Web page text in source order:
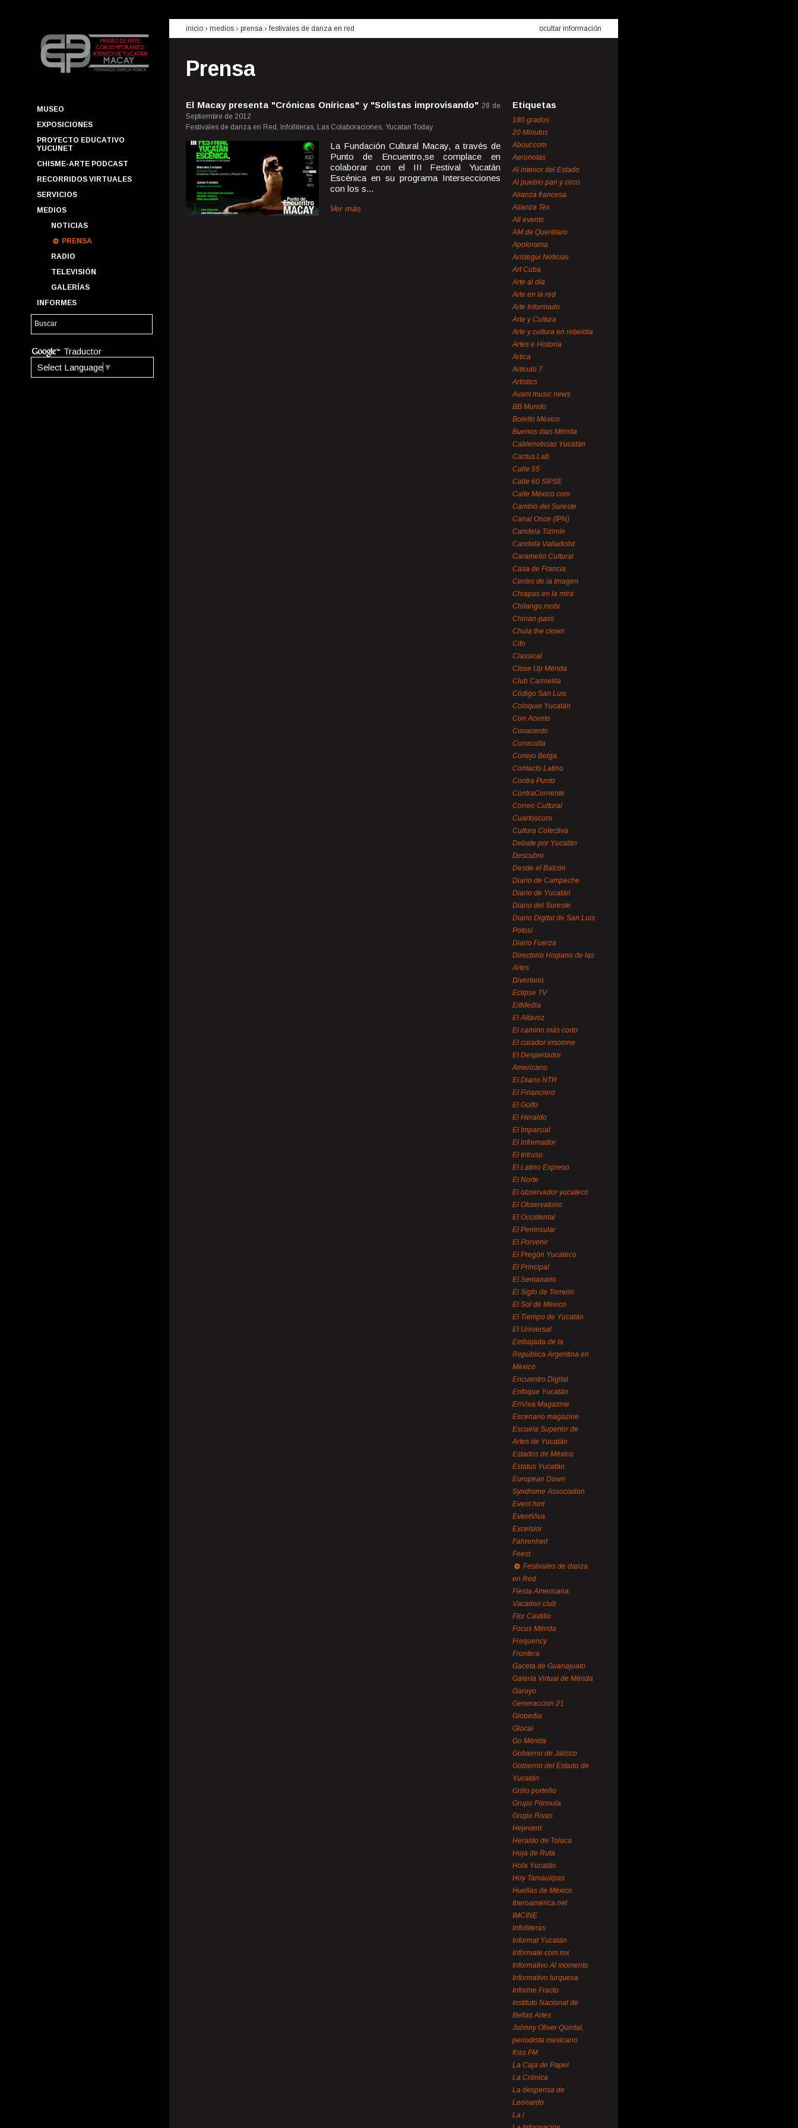
MUSEO
EXPOSICIONES
PROYECTO EDUCATIVO
YUCUNET
CHISME-ARTE PODCAST
RECORRIDOS VIRTUALES
SERVICIOS
MEDIOS
NOTICIAS
PRENSA
RADIO
TELEVISIÓN
GALERÍAS
INFORMES
Traductor
Select Language ▼
inicio › medios › prensa › festivales de danza en red ocultar información
Prensa
El Macay presenta "Crónicas Oníricas" y "Solistas improvisando" 28 de
Septiembre de 2012
Festivales de danza en Red, Infolliteras, Las Colaboraciones, Yucatan Today
La Fundación Cultural Macay, a través de
Punto de Encuentro,se complace en
colaborar con el III Festival Yucatán
Escénica en su programa Intersecciones
con los s...
Ver más
Etiquetas
180 grados
20 Minutos
About.com
Aeronotas
Al interior del Estado
Al pueblo pan y circo
Alianza francesa
Alianza Tex
All events
AM de Querétaro
Apolorama
Aristegui Noticias
Art Cuba
Arte al día
Arte en la red
Arte Informado
Arte y Cultura
Arte y cultura en rebeldía
Artes e Historia
Artica
Artículo 7
Artistics
Avant music news
BB Mundo
Boletín México
Buenos días Mérida
Cablenoticias Yucatán
Cactus Lab
Calle 55
Calle 60 SIPSE
Calle México.com
Cambio del Sureste
Canal Once (IPN)
Candela Tizimín
Candela Valladolid
Caramello Cultural
Casa de Francia
Centro de la Imagen
Chiapas en la mira
Chilango.mobi
Chinan-pass
Chula the clown
Cifo
Classical
Close Up Mérida
Club Carmelita
Código San Luis
Coloquio Yucatán
Con Acento
Conacento
Conaculta
Conejo Belga
Contacto Latino
Contra Punto
ContraCorriente
Correo Cultural
Cuartoscuro
Cultura Colectiva
Debate por Yucatán
Descubro
Desde el Balcón
Diario de Campeche
Diario de Yucatán
Diario del Sureste
Diario Digital de San Luis
Potosí
Diario Fuerza
Directorio Hispano de las
Artes
Divertorio
Eclipse TV
EitMedia
El Altavoz
El camino más corto
El curador insomne
El Despertador
Americano
El Diario NTR
El Financiero
El Golfo
El Heraldo
El Imparcial
El Informador
El Intruso
El Latino Expreso
El Norte
El observador yucateco
El Observatorio
El Occidental
El Peninsular
El Porvenir
El Pregón Yucateco
El Principal
El Semanario
El Siglo de Torreón
El Sol de México
El Tiempo de Yucatán
El Universal
Embajada de la
República Argentina en
México
Encuentro Digital
Enfoque Yucatán
EnViva Magazine
Escenario magazine
Escuela Superior de
Artes de Yucatán
Estados de México
Estatus Yucatán
European Down
Syndrome Association
Event hint
EventViva
Excelsior
Fahrenheit
Feest
Festivales de danza
en Red
Fiesta Americana,
Vacation club
Flor Castillo
Focus Mérida
Frequency
Frontera
Gaceta de Guanajuato
Galería Virtual de Mérida
Garuyo
Generaccion 21
Globedia
Glocal
Go Mérida
Gobierno de Jalisco
Gobierno del Estado de
Yucatán
Grillo porteño
Grupo Fórmula
Grupo Rivas
Hejevent
Heraldo de Toluca
Hoja de Ruta
Hola Yucatán
Hoy Tamaulipas
Huellas de México
Iberoamérica.net
IMCINE
Infolliteras
Informat Yucatán
Infórmate.com.mx
Informativo Al momento
Informativo turquesa
Informe Fracto
Instituto Nacional de
Bellas Artes
Johnny Oliver Quintal,
periodista mexicano
Kiss FM
La Caja de Papel
La Crónica
La despensa de
Leonardo
La i